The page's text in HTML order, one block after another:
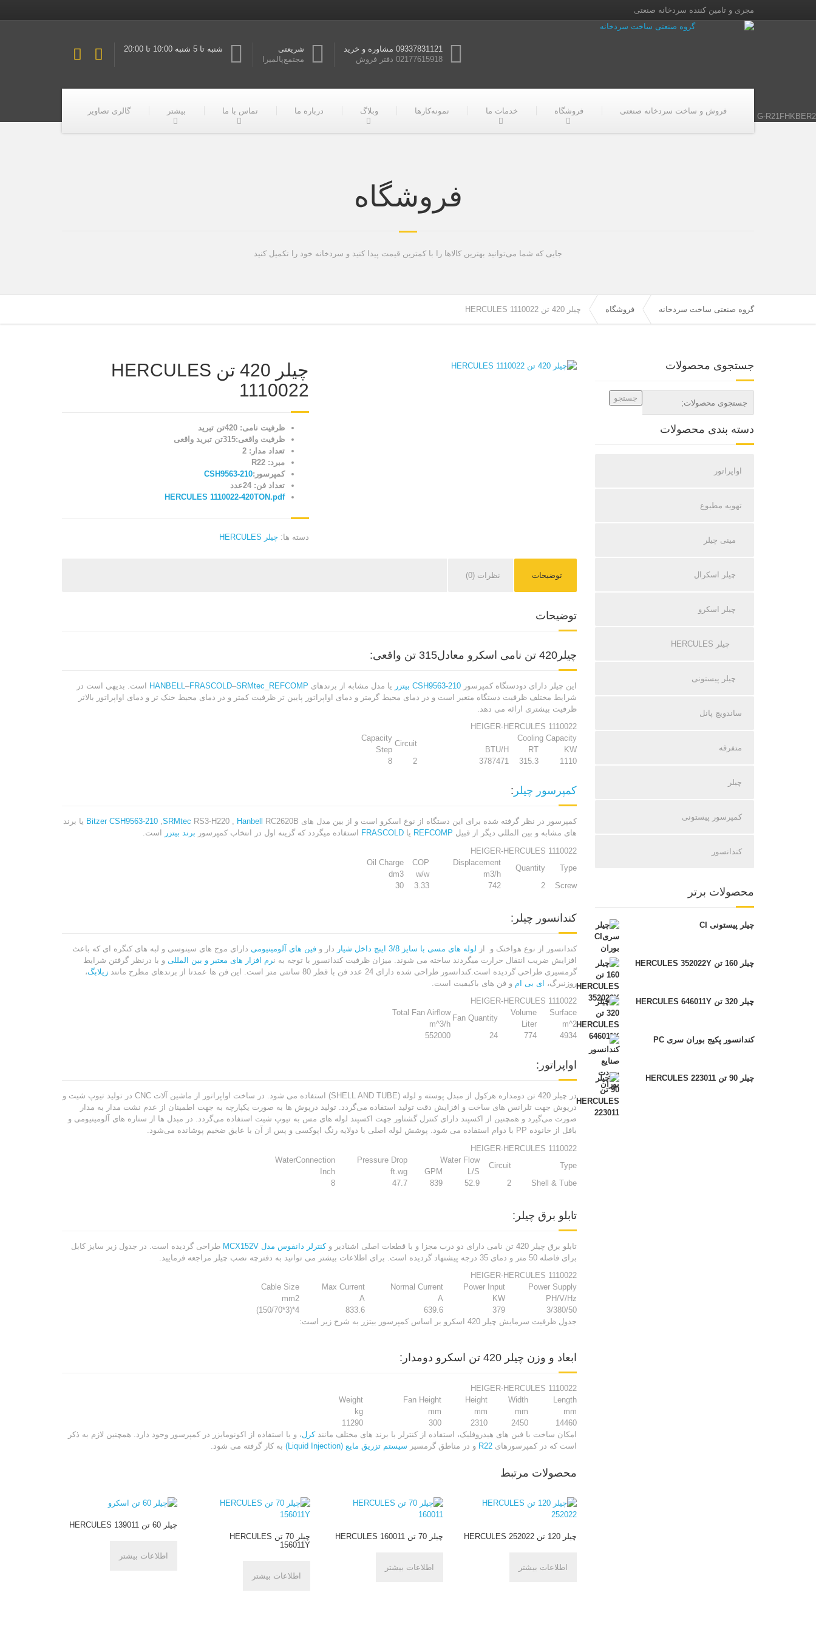
مجری و تامین کننده سردخانه صنعتی
09337831121 مشاوره و خرید
02177615918 دفتر فروش
شریعتی
مجتمع‌پالمیرا
شنبه تا 5 شنبه 10:00 تا 20:00
فروش و ساخت سردخانه صنعتی فروشگاه خدمات ما نمونه‌کارها وبلاگ درباره ما تماس با ما بیشتر گالری تصاویر
G-R21FHKBER2
فروشگاه
جایی که شما می‌توانید بهترین کالاها را با کمترین قیمت پیدا کنید و سردخانه خود را تکمیل کنید
گروه صنعتی ساخت سردخانه فروشگاه چیلر 420 تن HERCULES 1110022
چیلر 420 تن HERCULES
1110022
ظرفیت نامی: 420تن تبرید
ظرفیت واقعی:315تن تبرید واقعی
تعداد مدار: 2
مبرد: R22
کمپرسور:CSH9563-210
تعداد فن: 24عدد
HERCULES 1110022-420TON.pdf
دسته ها: چیلر HERCULES
توضیحات نظرات (0)
توضیحات
چیلر420 تن نامی اسکرو معادل315 تن واقعی:
این چیلر دارای دودستگاه کمپرسور CSH9563-210 بیتزر یا مدل مشابه از برندهای HANBELL –FRASCOLD–SRMtec REFCOMP
است. بدیهی است در
شرایط مختلف ظرفیت دستگاه متغیر است و در دمای محیط گرمتر و دمای اواپراتور پایین تر ظرفیت کمتر و در دمای محیط خنک تر و دمای اواپراتور بالاتر
ظرفیت بیشتری ارائه می دهد.
HEIGER-HERCULES 1110022
Cooling Capacity
Circuit
Capacity
Step
KW
RT
BTU/H
1110
315.3
3787471
2
8
کمپرسور چیلر :
کمپرسور در نظر گرفته شده برای این دستگاه از نوع اسکرو است و از بین مدل های Bitzer CSH9563-210,SRMtec RS3-H220 , Hanbell
RC2620B یا برند
های مشابه و بین المللی دیگر از قبیل REFCOMP یاFRASCOLD استفاده میگردد که گزینه اول در انتخاب کمپرسور برند بیتزر
است.
HEIGER-HERCULES 1110022
Type
Quantity
Displacement
COP
Oil Charge
m3/h
w/w
dm3
Screw
2
742
3.33
30
کندانسور چیلر:
کندانسور از نوع هواخنک و از لوله های مسی با سایز 3/8 اینچ داخل شیار دار وفین های آلومینیومی دارای موج های سینوسی و لبه های کنگره ای که باعث
افزایش ضریب انتقال حرارت میگردند ساخته می شوند. میزان ظرفیت کندانسور با توجه به نرم افزار های معتبر و بین المللی و با درنظر گرفتن شرایط
گرمسیری طراحی گردیده است.کندانسور طراحی شده دارای 24 عدد فن با قطر 80 سانتی متر است. این فن ها عمدتا از برندهای مطرح مانند
زیلابگ،
روزنبرگ، ای بی ام و فن های باکیفیت است.
HEIGER-HERCULES 1110022
Surface
Volume
Fan Quantity
Total Fan Airflow
m^2
Liter
m^3/h
4934
774
24
552000
اواپراتور:
در چیلر 420 تن دومداره هرکول از مبدل پوسته و لوله (SHELL AND TUBE) استفاده می شود. در ساخت اواپراتور از ماشین آلات CNC در تولید تیوپ شیت و
درپوش جهت تلرانس های ساخت و افزایش دقت تولید استفاده می‌گردد. تولید درپوش ها به صورت یکپارچه به جهت اطمینان از عدم نشت مدار به مدار
صورت می‌گیرد و همچنین از اکسپند دارای کنترل گشتاور جهت اکسپند لوله های مس به تیوپ شیت استفاده می‌گردد. در مبدل ها از ستاره های آلومینیومی و
بافل از خانوده PP با دوام استفاده می شود. پوشش لوله اصلی با دولایه رنگ اپوکسی و پس از آن با عایق ضخیم پوشانده می‌شود.
HEIGER-HERCULES 1110022
Type
Circuit
Water Flow
Pressure Drop
WaterConnection
L/S
GPM
ft.wg
Inch
Shell & Tube
2
52.9
839
47.7
8
تابلو برق چیلر:
تابلو برق چیلر 420 تن نامی دارای دو درب مجزا و با قطعات اصلی اشنادیر و کنترلر دانفوس مدل MCX152V
طراحی گردیده است. در جدول زیر سایز کابل
برای فاصله 50 متر و دمای 35 درجه پیشنهاد گردیده است. برای اطلاعات بیشتر می توانید به دفترچه نصب چیلر مراجعه فرمایید.
HEIGER-HERCULES 1110022
Power Supply
Power Input
Normal Current
Max Current
Cable Size
PH/V/Hz
KW
A
A
mm2
3/380/50
379
639.6
833.6
4*(3*150/70)
جدول ظرفیت سرمایش چیلر 420 اسکرو بر اساس کمپرسور بیتزر به شرح زیر است:
ابعاد و وزن چیلر 420 تن اسکرو دومدار:
HEIGER-HERCULES 1110022
Length
Width
Height
Fan Height
Weight
mm
mm
mm
mm
kg
14460
2450
2310
300
11290
امکان ساخت با فین های هیدروفلیک، استفاده از کنترلر با برند های مختلف مانندکرل، و یا استفاده از اکونومایزر در کمپرسور وجود دارد. همچنین لازم به ذکر
است که در کمپرسورهایR22 و در مناطق گرمسیر سیستم تزریق مایع (Liquid Injection) به کار گرفته می شود.
محصولات مرتبط
چیلر 120 تن HERCULES 252022
اطلاعات بیشتر
چیلر 70 تن HERCULES 160011
اطلاعات بیشتر
چیلر 70 تن HERCULES
156011Y
اطلاعات بیشتر
چیلر 60 تن HERCULES 139011
اطلاعات بیشتر
جستجوی محصولات
جستجو
دسته بندی محصولات
اواپراتور
تهویه مطبوع
مینی چیلر
چیلر اسکرال
چیلر اسکرو
چیلر HERCULES
چیلر پیستونی
ساندویچ پانل
متفرقه
چیلر
کمپرسور پیستونی
کندانسور
محصولات برتر
چیلر پیستونی CI
چیلر 160 تن HERCULES 352022Y
چیلر 320 تن HERCULES 646011Y
کندانسور پکیج بوران سری PC
چیلر 90 تن HERCULES 223011